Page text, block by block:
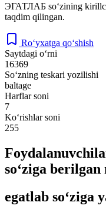
ЭГАТЛАБ so‘zining
taqdim qilingan.
Ro‘yxatga qo‘shish
Saytdagi o‘rni
16369
So‘zning teskari yozilishi
baltage
Harflar soni
7
Ko‘rishlar soni
255
so‘ziga berilgan
egatlab so‘ziga